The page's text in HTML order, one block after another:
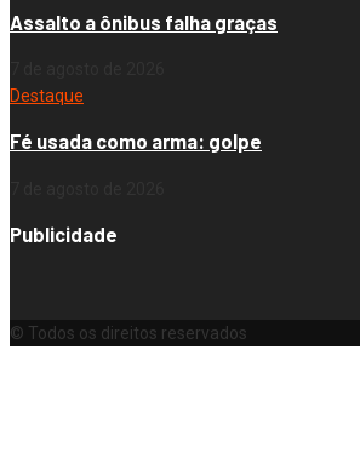
Assalto a ônibus falha graças
Destaque
Fé usada como arma: golpe
Publicidade
© Todos os direitos reservados